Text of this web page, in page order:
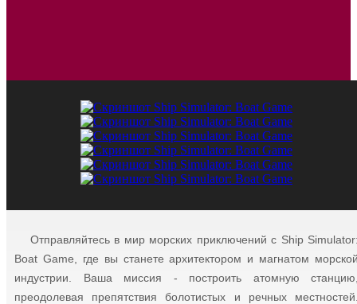
Отправляйтесь в мир морских приключений с Ship
Boat Game, где вы станете архитектором и магнатом
индустрии. Ваша миссия - построить атомную
преодолевая препятствия болотистых и речных